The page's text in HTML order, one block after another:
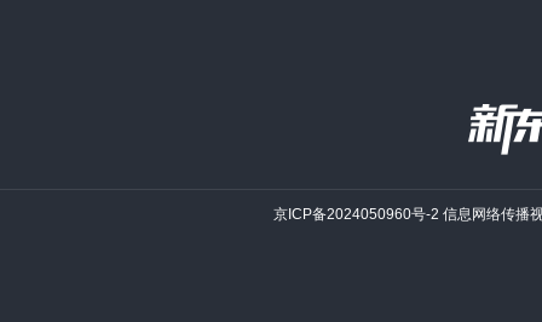
京ICP备2024050960号-2 信息网络传播